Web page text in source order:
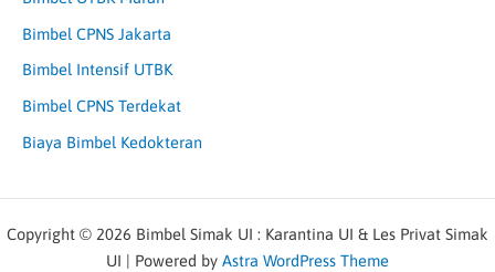
Bimbel CPNS Jakarta
Bimbel Intensif UTBK
Bimbel CPNS Terdekat
Biaya Bimbel Kedokteran
Copyright © 2026 Bimbel Simak UI : Karantina UI & Les Privat Simak
UI | Powered by Astra WordPress Theme